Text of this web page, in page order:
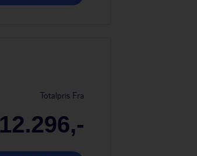
Totalpris Fra
12.296,-